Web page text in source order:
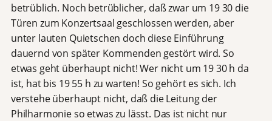
betrüblich. Noch betrüblicher, daß zwar um 19 30 die
Türen zum Konzertsaal geschlossen werden, aber
unter lauten Quietschen doch diese Einführung
dauernd von später Kommenden gestört wird. So
etwas geht überhaupt nicht! Wer nicht um 19 30 h da
ist, hat bis 19 55 h zu warten! So gehört es sich. Ich
verstehe überhaupt nicht, daß die Leitung der
Philharmonie so etwas zu lässt. Das ist nicht nur